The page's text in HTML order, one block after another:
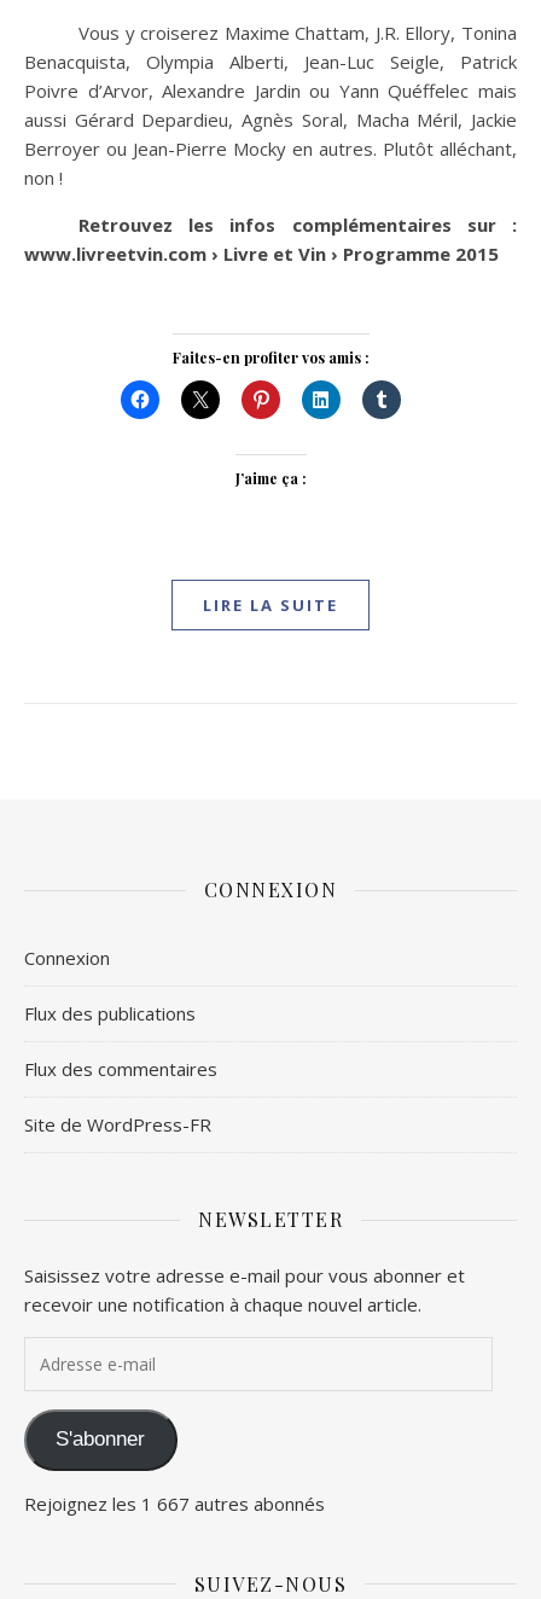
Vous y croiserez Maxime Chattam, J.R. Ellory, Tonina
Benacquista, Olympia Alberti, Jean-Luc Seigle, Patrick
Poivre d’Arvor, Alexandre Jardin ou Yann Quéffelec mais
aussi Gérard Depardieu, Agnès Soral, Macha Méril, Jackie
Berroyer ou Jean-Pierre Mocky en autres. Plutôt alléchant,
non !
Retrouvez les infos complémentaires sur :
www.livreetvin.com › Livre et Vin › Programme 2015
Faites-en profiter vos amis :
J’aime ça :
LIRE LA SUITE
CONNEXION
Connexion
Flux des publications
Flux des commentaires
Site de WordPress-FR
NEWSLETTER
Saisissez votre adresse e-mail pour vous abonner et
recevoir une notification à chaque nouvel article.
S'abonner
Rejoignez les 1 667 autres abonnés
SUIVEZ-NOUS